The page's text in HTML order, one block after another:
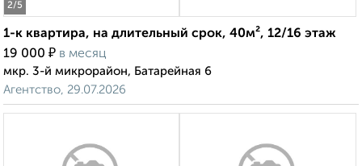
2/5
1-к квартира, на длительный срок, 40м², 12/16 этаж
19 000 ₽ в месяц
мкр. 3-й микрорайон, Батарейная 6
Агентство, 29.07.2026